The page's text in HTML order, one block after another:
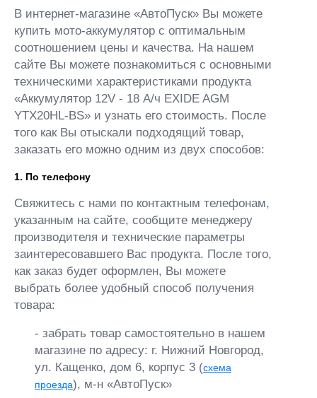
В интернет-магазине «АвтоПуск» Вы можете
купить мото-аккумулятор с оптимальным
соотношением цены и качества. На нашем
сайте Вы можете познакомиться с основными
техническими характеристиками продукта
«Аккумулятор 12V - 18 А/ч EXIDE AGM
YTX20HL-BS» и узнать его стоимость. После
того как Вы отыскали подходящий товар,
заказать его можно одним из двух способов:
1. По телефону
Свяжитесь с нами по контактным телефонам,
указанным на сайте, сообщите менеджеру
производителя и технические параметры
заинтересовавшего Вас продукта. После того,
как заказ будет оформлен, Вы можете
выбрать более удобный способ получения
товара:
- забрать товар самостоятельно в нашем
магазине по адресу: г. Нижний Новгород,
ул. Кащенко, дом 6, корпус 3 (схема
проезда), м-н «АвтоПуск»